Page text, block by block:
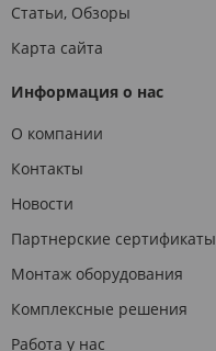
Статьи, Обзоры
Карта сайта
Информация о нас
О компании
Контакты
Новости
Партнерские сертификаты
Монтаж оборудования
Комплексные решения
Работа у нас